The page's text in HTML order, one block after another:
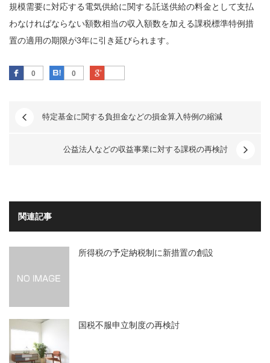
規模需要に対応する電気供給に関する託送供給の料金として支払
わなければならない額数相当の収入額数を加える課税標準特例措
置の適用の期限が3年に引き延びられます。
0
Facebook 0
はてなブックマーク
特定基金に関する負担金などの損金算入特例の縮減
公益法人などの収益事業に対する課税の再検討
関連記事
所得税の予定納税制に新措置の創設
国税不服申立制度の再検討